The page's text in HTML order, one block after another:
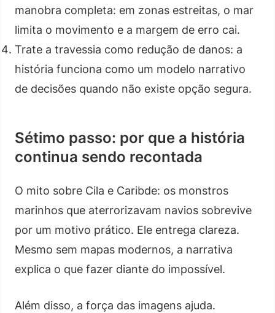
manobra completa: em zonas estreitas, o mar
limita o movimento e a margem de erro cai.
Trate a travessia como redução de danos: a
história funciona como um modelo narrativo
de decisões quando não existe opção segura.
Sétimo passo: por que a história
continua sendo recontada
O mito sobre Cila e Caribde: os monstros
marinhos que aterrorizavam navios sobrevive
por um motivo prático. Ele entrega clareza.
Mesmo sem mapas modernos, a narrativa
explica o que fazer diante do impossível.
Além disso, a força das imagens ajuda.